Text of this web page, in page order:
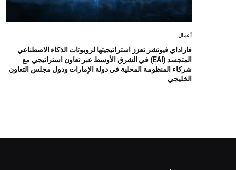
أعمال
فاراداي فيوتشر تعزز استراتيجيتها لروبوتات الذكاء الاصطناعي
المتجسد (EAI) في الشرق الأوسط عبر تعاون استراتيجي مع
شركاء المنظومة المحلية في دولة الإمارات ودول مجلس التعاون
الخليجي